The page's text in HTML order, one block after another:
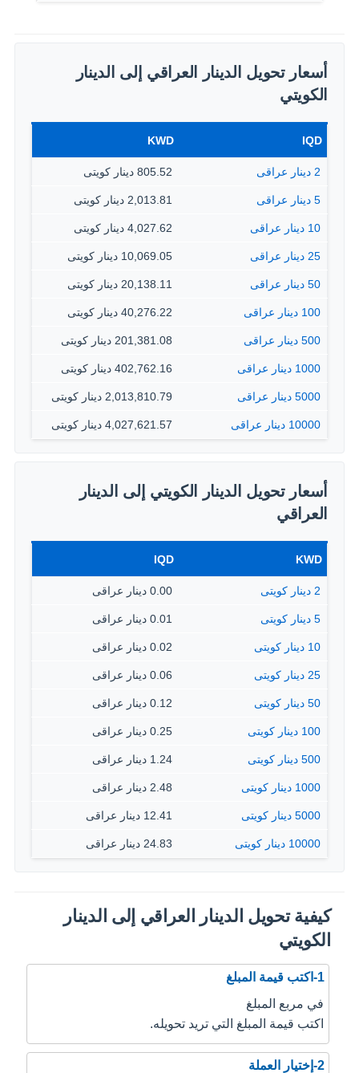
أسعار تحويل الدينار العراقي إلى الدينار
الكويتي
IQD
KWD
2 دينار عراقى 805.52 دينار كويتى
5 دينار عراقى 2,013.81 دينار كويتى
10 دينار عراقى 4,027.62 دينار كويتى
25 دينار عراقى 10,069.05 دينار كويتى
50 دينار عراقى 20,138.11 دينار كويتى
100 دينار عراقى 40,276.22 دينار كويتى
500 دينار عراقى 201,381.08 دينار كويتى
1000 دينار عراقى 402,762.16 دينار كويتى
5000 دينار عراقى 2,013,810.79 دينار كويتى
10000 دينار عراقى 4,027,621.57 دينار كويتى
أسعار تحويل الدينار الكويتي إلى الدينار
العراقي
KWD
IQD
2 دينار كويتى 0.00 دينار عراقى
5 دينار كويتى 0.01 دينار عراقى
10 دينار كويتى 0.02 دينار عراقى
25 دينار كويتى 0.06 دينار عراقى
50 دينار كويتى 0.12 دينار عراقى
100 دينار كويتى 0.25 دينار عراقى
500 دينار كويتى 1.24 دينار عراقى
1000 دينار كويتى 2.48 دينار عراقى
5000 دينار كويتى 12.41 دينار عراقى
10000 دينار كويتى 24.83 دينار عراقى
كيفية تحويل الدينار العراقي إلى الدينار
الكويتي
1-اكتب قيمة المبلغ
في مربع المبلغ
اكتب قيمة المبلغ التي تريد تحويله.
2-إختيار العملة